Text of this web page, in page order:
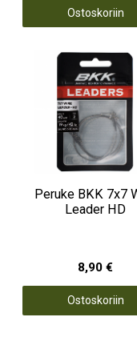
Ostoskoriin
Peruke BKK 7x7
Leader HD
8,90 €
Ostoskoriin